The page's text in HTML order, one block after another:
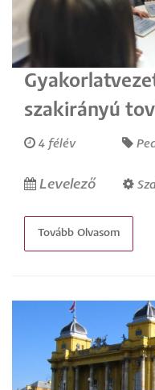
szakirányú
4 félév
Levelező
Tovább Olvasom